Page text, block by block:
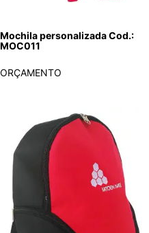
Mochila personalizada Cod.:
MOC011
ORÇAMENTO